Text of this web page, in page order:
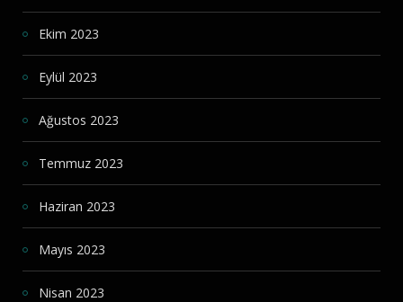
Ekim 2023
Eylül 2023
Ağustos 2023
Temmuz 2023
Haziran 2023
Mayıs 2023
Nisan 2023